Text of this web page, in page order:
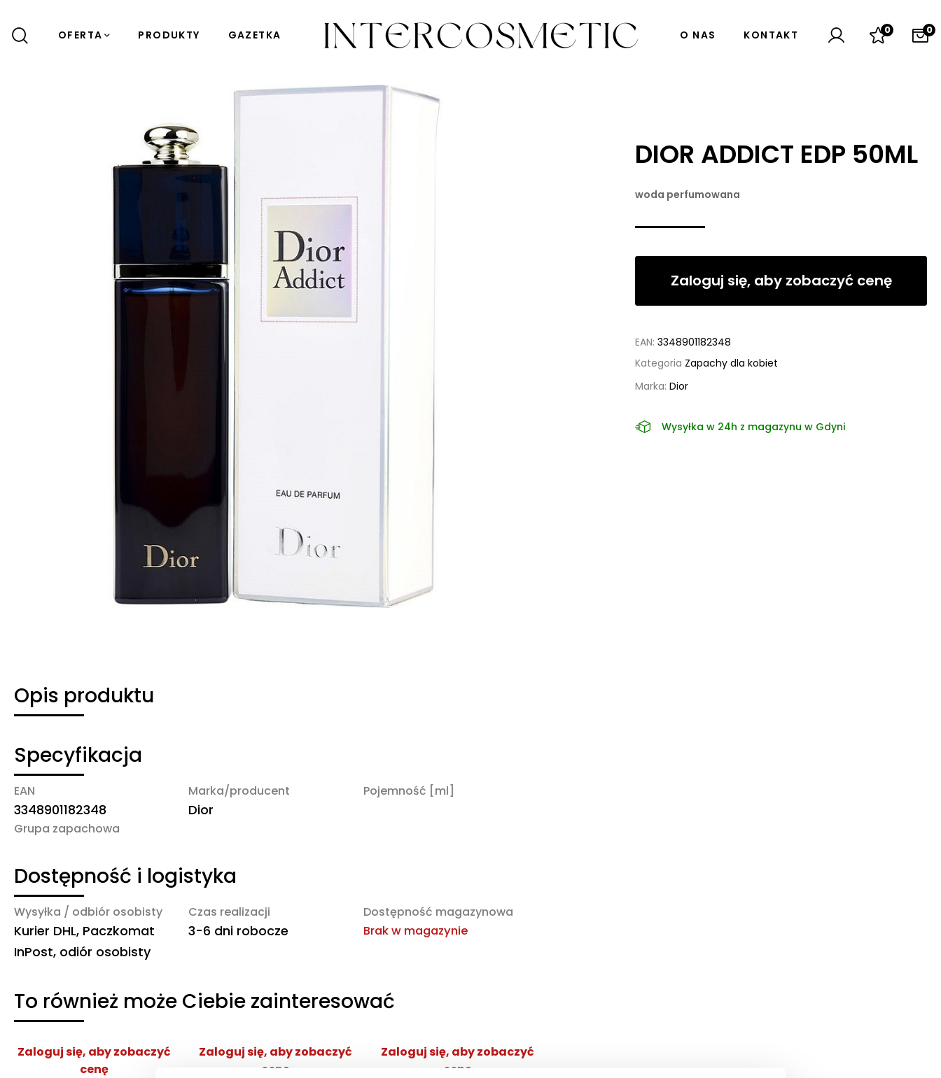
OFERTA PRODUKTY GAZETKA O NAS KONTAKT 0 0
Opis produktu
Specyfikacja
EAN
3348901182348
Marka/producent
Dior
Pojemność [ml]
Grupa zapachowa
Dostępność i logistyka
Wysyłka / odbiór osobisty
Kurier DHL, Paczkomat
InPost, odiór osobisty
Czas realizacji
3-6 dni robocze
Dostępność magazynowa
Brak w magazynie
To również może Ciebie zainteresować
Zaloguj się, aby zobaczyć
cenę
Zaloguj się, aby zobaczyć
cenę
Zaloguj się, aby zobaczyć
cenę
DIOR ADDICT EDP 50ML
woda perfumowana
Zaloguj się, aby zobaczyć cenę
EAN:3348901182348
Kategoria Zapachy dla kobiet
Marka:Dior
Wysyłka w 24h z magazynu w Gdyni